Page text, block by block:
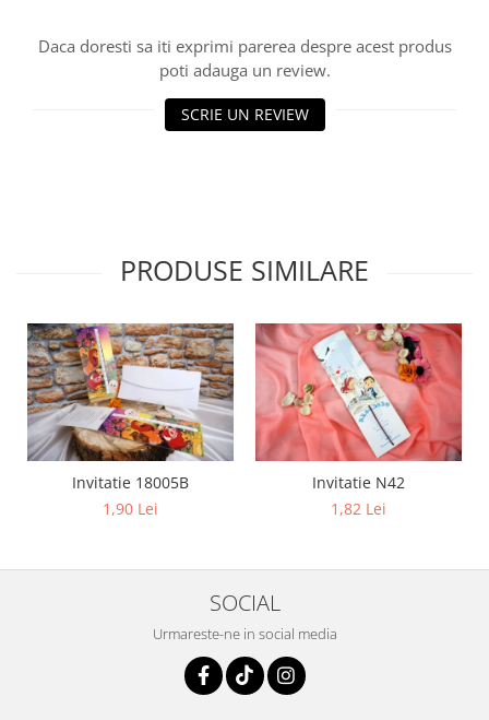
Daca doresti sa iti exprimi parerea despre acest produs
poti adauga un review.
SCRIE UN REVIEW
PRODUSE SIMILARE
Invitatie 18005B
1,90 Lei
Invitatie N42
1,82 Lei
SOCIAL
Urmareste-ne in social media